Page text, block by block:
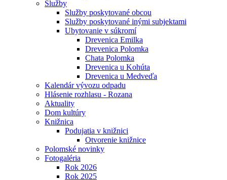
Služby
Služby poskytované obcou
Služby poskytované inými subjektami
Ubytovanie v súkromí
Drevenica Emilka
Drevenica Polomka
Chata Polomka
Drevenica u Kohúta
Drevenica u Medveďa
Kalendár vývozu odpadu
Hlásenie rozhlasu - Rozana
Aktuality
Dom kultúry
Knižnica
Podujatia v knižnici
Otvorenie knižnice
Polomské novinky
Fotogaléria
Rok 2026
Rok 2025